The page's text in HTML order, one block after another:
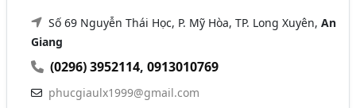
Số 69 Nguyễn Thái Học, P. Mỹ Hòa, TP. Long Xuyên,An
Giang
(0296) 3952114,0913010769
phucgiaulx1999@gmail.com